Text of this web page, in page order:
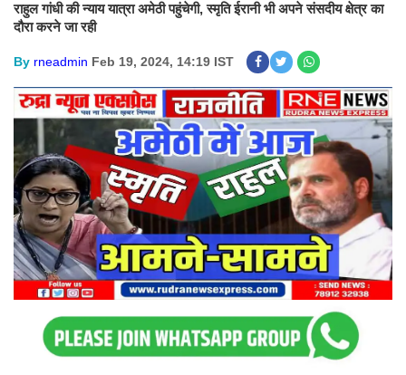
राहुल गांधी की न्याय यात्रा अमेठी पहुंचेगी, स्मृति ईरानी भी अपने संसदीय क्षेत्र का
दौरा करने जा रही
By rneadmin Feb 19, 2024, 14:19 IST